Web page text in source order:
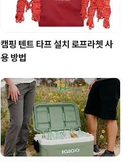
캠핑 텐트 타프 설치 로프라쳇 사
용 방법